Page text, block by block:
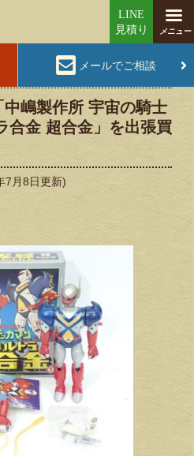
メールでご相談
嶋製作所 宇宙の騎士
合金 超合金」を出張買
7月8日更新)